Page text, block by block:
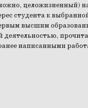
целожизненный)
студента к
высшим
деятельностью,
написанными